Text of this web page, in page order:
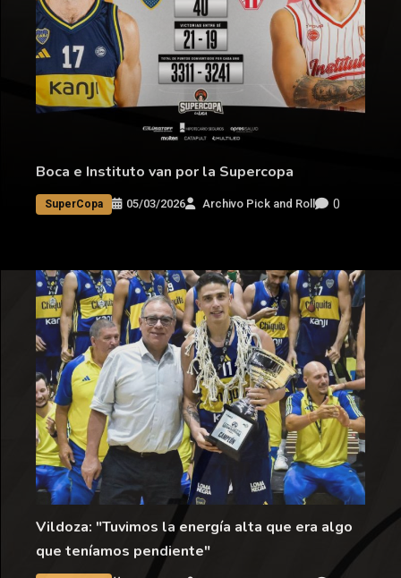
Boca e Instituto van por la Supercopa
SuperCopa 05/03/2026 Archivo Pick and Roll 0
Vildoza: "Tuvimos la energía alta que era algo
que teníamos pendiente"